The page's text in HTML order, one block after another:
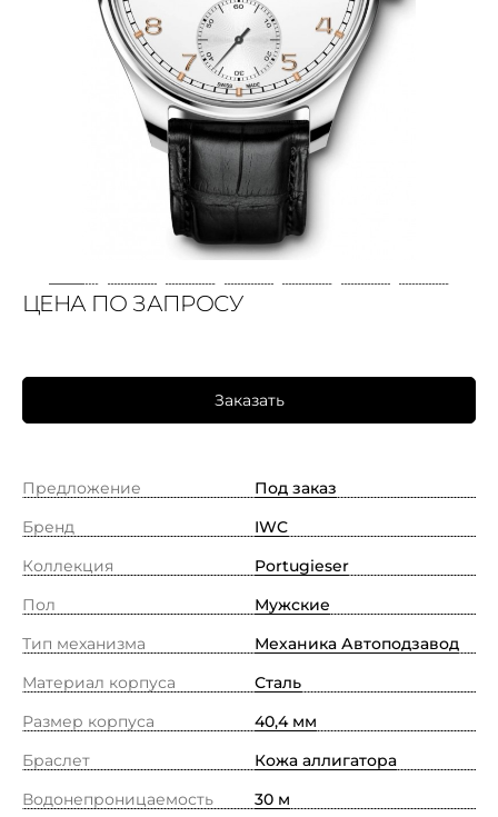
ЦЕНА ПО ЗАПРОСУ
Заказать
Предложение
Под заказ
Бренд
IWC
Коллекция
Portugieser
Пол
Мужские
Тип механизма
Механика Автоподзавод
Материал корпуса
Сталь
Размер корпуса
40,4 мм
Браслет
Кожа аллигатора
Водонепроницаемость
30 м